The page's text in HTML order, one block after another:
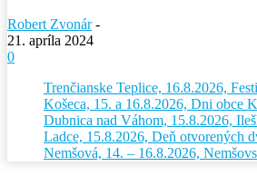
Robert Zvonár -
21. apríla 2024
0
Trenčianske Teplice, 16.8.2026,
Košeca, 15. a 16.8.2026, Dni obce
Dubnica nad Váhom, 15.8.2026,
Ladce, 15.8.2026, Deň otvorených
Nemšová, 14. – 16.8.2026,